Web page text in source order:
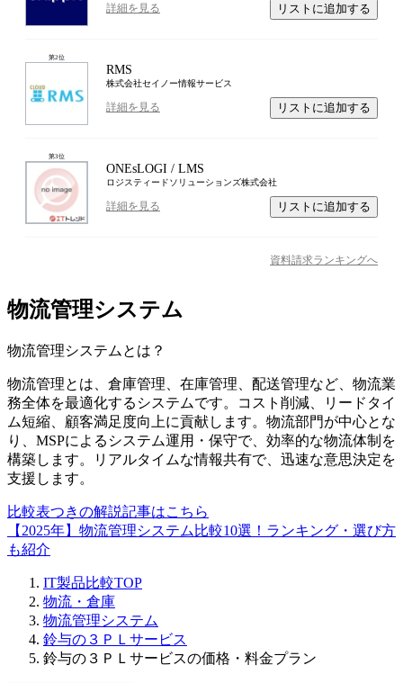
詳細を見る リストに追加する
第2位
RMS
株式会社セイノー情報サービス
詳細を見る リストに追加する
第3位
ONEsLOGI / LMS
ロジスティードソリューションズ株式会社
詳細を見る リストに追加する
資料請求ランキングへ
物流管理システム
物流管理システム とは？
物流管理とは、倉庫管理、在庫管理、配送管理など、物流業
務全体を最適化するシステムです。コスト削減、リードタイ
ム短縮、顧客満足度向上に貢献します。物流部門が中心とな
り、MSPによるシステム運用・保守で、効率的な物流体制を
構築します。リアルタイムな情報共有で、迅速な意思決定を
支援します。
比較表つきの解説記事はこちら
【2025年】物流管理システム比較10選！ランキング・選び方
も紹介
IT製品比較TOP
物流・倉庫
物流管理システム
鈴与の３ＰＬサービス
鈴与の３ＰＬサービスの価格・料金プラン